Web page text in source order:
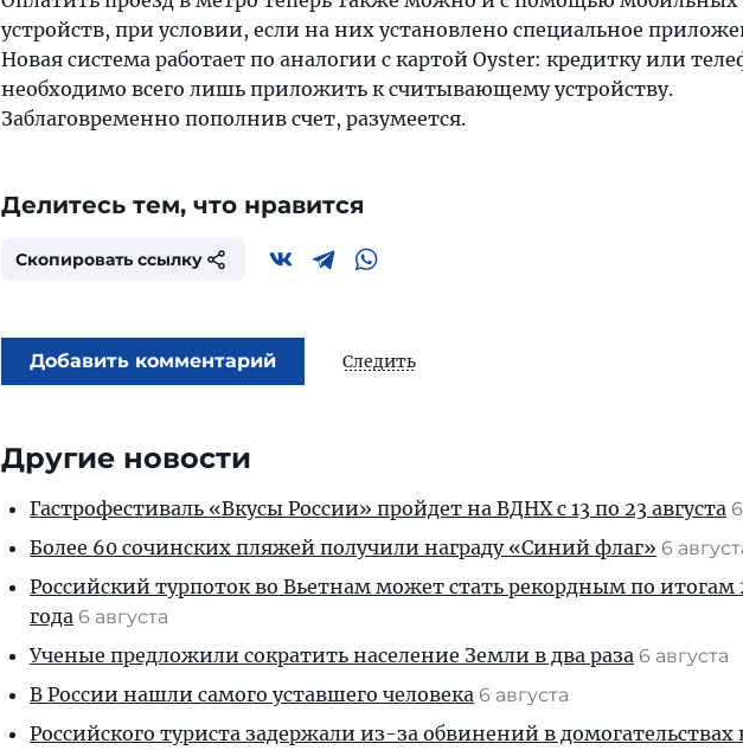
устройств, при условии, если на них установлено специальное
Новая система работает по аналогии с картой Oyster: кредитку или
необходимо всего лишь приложить к считывающему устройству.
Заблаговременно пополнив счет, разумеется.
Делитесь тем, что нравится
Скопировать ссылку
Добавить комментарий Следить
Другие новости
Гастрофестиваль «Вкусы России» пройдет на ВДНХ с 13 по 23 августа
Более 60 сочинских пляжей получили награду «Синий флаг» 6
Российский турпоток во Вьетнам может стать рекордным по итогам
года 6 августа
Ученые предложили сократить население Земли в два раза 6 августа
В России нашли самого уставшего человека 6 августа
Российского туриста задержали из-за обвинений в